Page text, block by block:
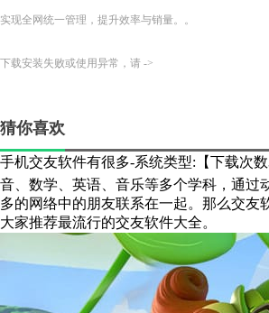
实现全网统一管理，提升效率与销量。。
下载安装失败或使用异常，请 ->
猜你喜欢
手机交友软件有很多-系统类型:【下载次
音、数学、英语、音乐等多个学科，通过
多的网络中的朋友联系在一起。那么交友
大家推荐最流行的交友软件大全。